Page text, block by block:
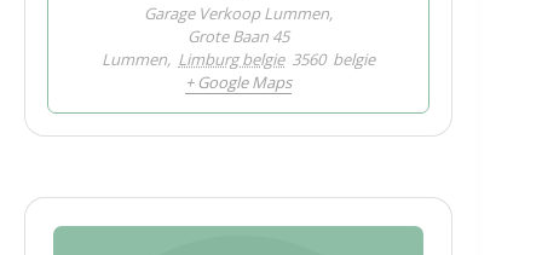
Garage Verkoop Lummen,
Grote Baan 45
Lummen, Limburg belgie 3560 belgie
+ Google Maps